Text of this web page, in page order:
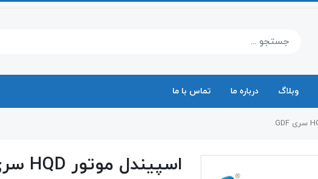
وبلاگ درباره ما تماس با ما
اسپیندل موتور HQD سری GDF